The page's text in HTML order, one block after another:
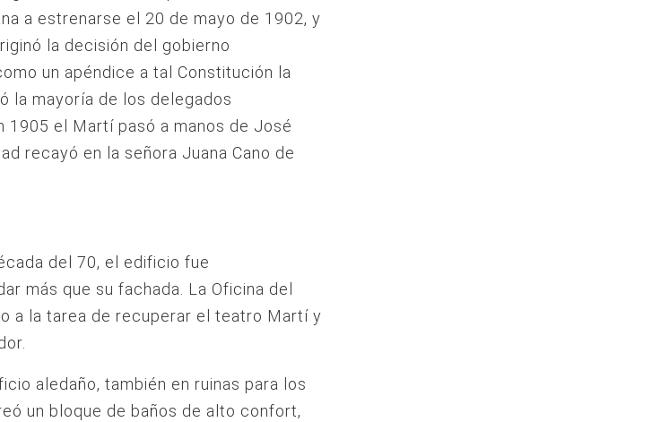
a estrenarse el 20 de mayo de 1902, y
la decisión del gobierno
un apéndice a tal Constitución la
la mayoría de los delegados
1905 el Martí pasó a manos de José
recayó en la señora Juana Cano de
del 70, el edificio fue
más que su fachada. La Oficina del
a la tarea de recuperar el teatro Martí y
aledaño, también en ruinas para los
un bloque de baños de alto confort,